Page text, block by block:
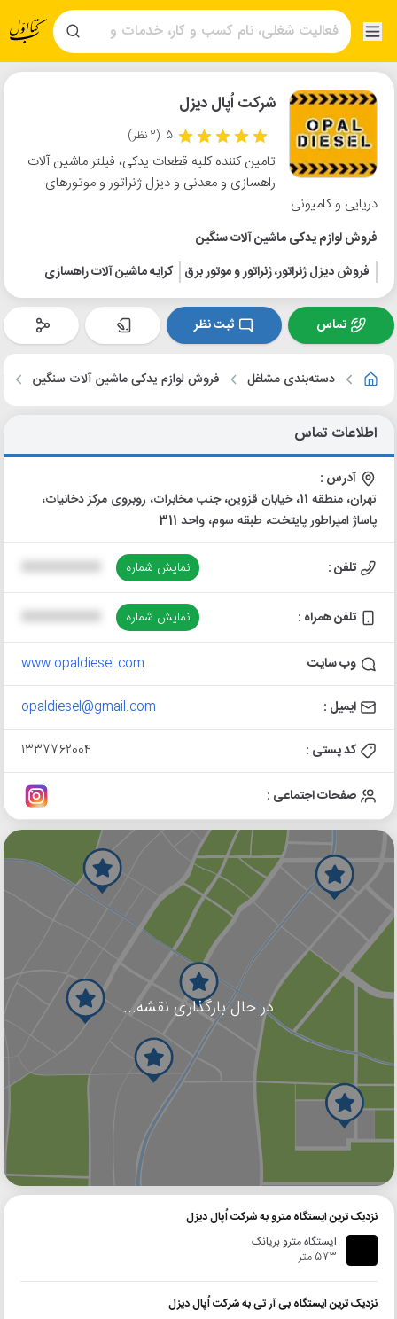
شرکت اُپال دیزل
5 (2 نظر)
تامین کننده کلیه قطعات یدکی، فیلتر ماشین آلات
راهسازی و معدنی و دیزل ژنراتور و موتورهای
دریایی و کامیونی
فروش لوازم یدکی ماشین آلات سنگین
فروش دیزل ژنراتور، ژنراتور و موتور برق
کرایه ماشین آلات راهسازی
تماس ثبت نظر
دسته‌بندی مشاغل فروش لوازم یدکی ماشین آلات سنگین
اطلاعات تماس
آدرس :
تهران، منطقه 11، خیابان قزوین، جنب مخابرات، روبروی مرکز دخانیات،
پاساژ امپراطور پایتخت، طبقه سوم، واحد 311
تلفن : نمایش شماره
تلفن همراه : نمایش شماره
وب سایت www.opaldiesel.com
ایمیل : opaldiesel@gmail.com
کد پستی : 1337762004
صفحات اجتماعی :
در حال بارگذاری نقشه...
گوگل
نزدیک ترین ایستگاه مترو به شرکت اُپال دیزل
ایستگاه مترو بریانک
573 متر
نزدیک ترین ایستگاه بی آر تی به شرکت اُپال دیزل